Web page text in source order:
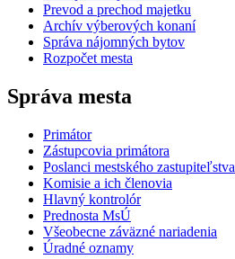
Prevod a prechod majetku
Archív výberových konaní
Správa nájomných bytov
Rozpočet mesta
Správa mesta
Primátor
Zástupcovia primátora
Poslanci mestského zastupiteľstva
Komisie a ich členovia
Hlavný kontrolór
Prednosta MsÚ
Všeobecne záväzné nariadenia
Úradné oznamy